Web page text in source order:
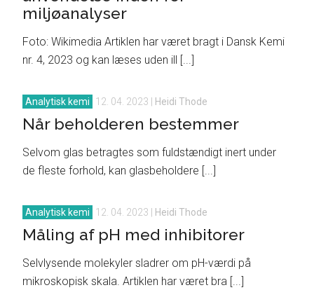
miljøanalyser
Foto: Wikimedia Artiklen har været bragt i Dansk Kemi
nr. 4, 2023 og kan læses uden ill [...]
Analytisk kemi 12. 04. 2023 Heidi Thode
Når beholderen bestemmer
Selvom glas betragtes som fuldstændigt inert under
de fleste forhold, kan glasbeholdere [...]
Analytisk kemi 12. 04. 2023 Heidi Thode
Måling af pH med inhibitorer
Selvlysende molekyler sladrer om pH-værdi på
mikroskopisk skala. Artiklen har været bra [...]